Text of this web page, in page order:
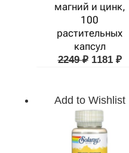
магний и цинк,
100
растительных
капсул
2249₽ 1181 ₽
Add to Wishlist